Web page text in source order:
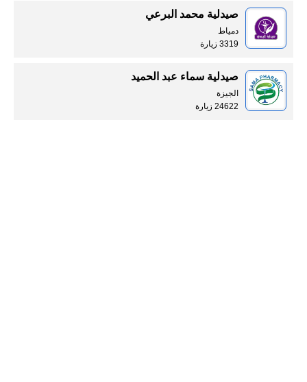
صيدلية محمد البرعي
دمياط
3319 زيارة
صيدلية سماء عبد الحميد
الجيزة
24622 زيارة